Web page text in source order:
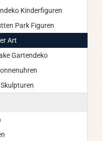
Kinderfiguren
Park Figuren
Art
Gartendeko